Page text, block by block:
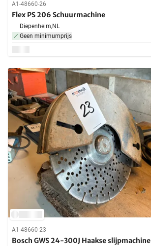
A1-48660-26
Flex PS 206 Schuurmachine
Diepenheim,NL
Geen minimumprijs
A1-48660-23
Bosch GWS 24-300J Haakse slijpmachine